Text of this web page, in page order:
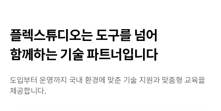
플렉스튜디오는 도구를 넘어
함께하는 기술 파트너입니다
도입부터 운영까지 국내 환경에 맞춘 기술 지원과 맞춤형 교육을
제공합니다.